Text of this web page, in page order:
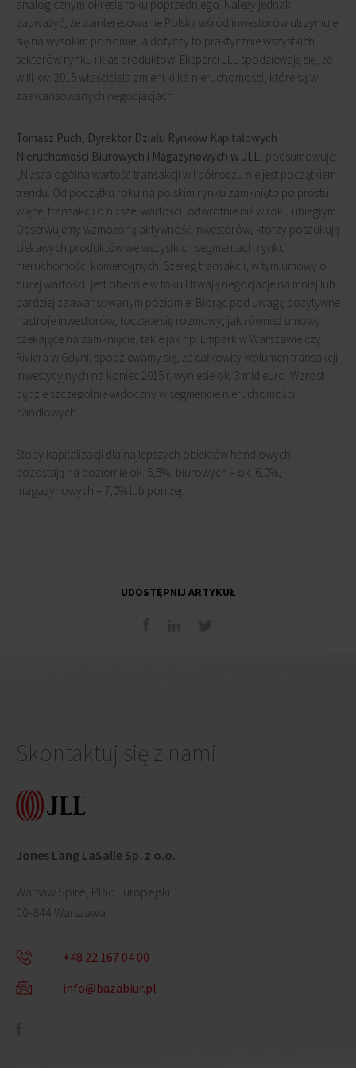
analogicznym okresie roku poprzedniego. Należy jednak
zauważyć, że zainteresowanie Polską wśród inwestorów utrzymuje
się na wysokim poziomie, a dotyczy to praktycznie wszystkich
sektorów rynku i klas produktów. Eksperci JLL spodziewają się, że
w III kw. 2015 właściciela zmieni kilka nieruchomości, które są w
zaawansowanych negocjacjach.
Tomasz Puch, Dyrektor Działu Rynków Kapitałowych
Nieruchomości Biurowych i Magazynowych w JLL, podsumowuje:
„Niższa ogólna wartość transakcji w I półroczu nie jest początkiem
trendu. Od początku roku na polskim rynku zamknięto po prostu
więcej transakcji o niższej wartości, odwrotnie niż w roku ubiegłym.
Obserwujemy wzmożoną aktywność inwestorów, którzy poszukują
ciekawych produktów we wszystkich segmentach rynku
nieruchomości komercyjnych. Szereg transakcji, w tym umowy o
dużej wartości, jest obecnie w toku i trwają negocjacje na mniej lub
bardziej zaawansowanym poziomie. Biorąc pod uwagę pozytywne
nastroje inwestorów, toczące się rozmowy, jak również umowy
czekające na zamknięcie, takie jak np. Empark w Warszawie czy
Riviera w Gdyni, spodziewamy się, że całkowity wolumen transakcji
inwestycyjnych na koniec 2015 r. wyniesie ok. 3 mld euro. Wzrost
będzie szczególnie widoczny w segmencie nieruchomości
handlowych.
Stopy kapitalizacji dla najlepszych obiektów handlowych
pozostają na poziomie ok. 5,5%, biurowych – ok. 6,0%,
magazynowych – 7,0% lub poniżej.
UDOSTĘPNIJ ARTYKUŁ
Skontaktuj się z nami
Jones Lang LaSalle Sp. z o.o.
Warsaw Spire, Plac Europejski 1
00-844 Warszawa
+48 22 167 04 00
info@bazabiur.pl